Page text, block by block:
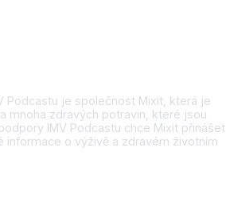
Podcastu je společnost Mixit, která je
mnoha zdravých potravin, které jsou
IMV Podcastu chce Mixit přinášet
o výživě a zdravém životním